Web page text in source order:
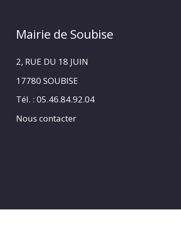
Mairie de Soubise
2, RUE DU 18 JUIN
17780 SOUBISE
Tél. : 05.46.84.92.04
Nous contacter